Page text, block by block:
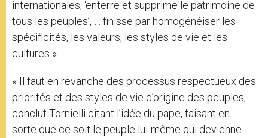
internationales, ‘enterre et supprime le patrimoine de
tous les peuples’, … finisse par homogénéiser les
spécificités, les valeurs, les styles de vie et les
cultures ».
« Il faut en revanche des processus respectueux des
priorités et des styles de vie d’origine des peuples,
conclut Tornielli citant l’idée du pape, faisant en
sorte que ce soit le peuple lui-même qui devienne